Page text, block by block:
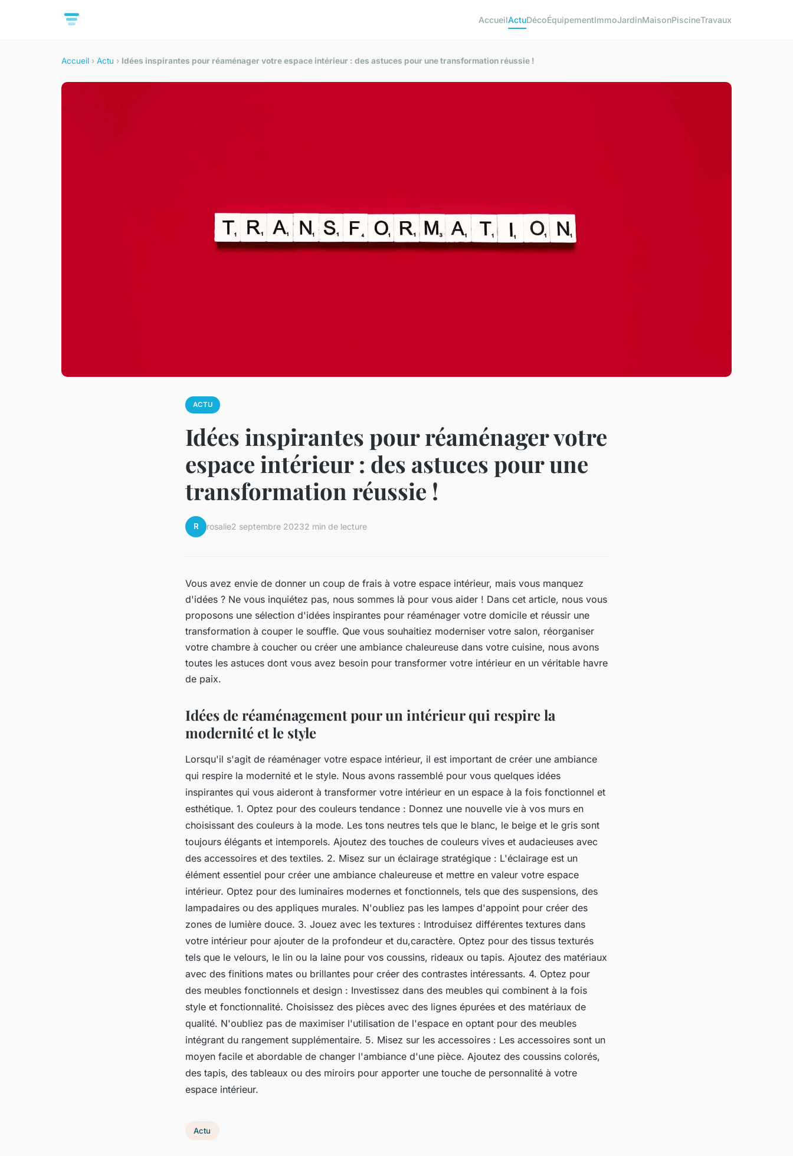
AccueilActuDécoÉquipementImmoJardinMaisonPiscineTravaux
Accueil › Actu › Idées inspirantes pour réaménager votre espace intérieur : des astuces pour une transformation réussie !
ACTU
Idées inspirantes pour réaménager votre
espace intérieur : des astuces pour une
transformation réussie !
R rosalie2 septembre 20232 min de lecture
Vous avez envie de donner un coup de frais à votre espace intérieur, mais vous manquez
d'idées ? Ne vous inquiétez pas, nous sommes là pour vous aider ! Dans cet article, nous vous
proposons une sélection d'idées inspirantes pour réaménager votre domicile et réussir une
transformation à couper le souffle. Que vous souhaitiez moderniser votre salon, réorganiser
votre chambre à coucher ou créer une ambiance chaleureuse dans votre cuisine, nous avons
toutes les astuces dont vous avez besoin pour transformer votre intérieur en un véritable havre
de paix.
Idées de réaménagement pour un intérieur qui respire la
modernité et le style
Lorsqu'il s'agit de réaménager votre espace intérieur, il est important de créer une ambiance
qui respire la modernité et le style. Nous avons rassemblé pour vous quelques idées
inspirantes qui vous aideront à transformer votre intérieur en un espace à la fois fonctionnel et
esthétique. 1. Optez pour des couleurs tendance : Donnez une nouvelle vie à vos murs en
choisissant des couleurs à la mode. Les tons neutres tels que le blanc, le beige et le gris sont
toujours élégants et intemporels. Ajoutez des touches de couleurs vives et audacieuses avec
des accessoires et des textiles. 2. Misez sur un éclairage stratégique : L'éclairage est un
élément essentiel pour créer une ambiance chaleureuse et mettre en valeur votre espace
intérieur. Optez pour des luminaires modernes et fonctionnels, tels que des suspensions, des
lampadaires ou des appliques murales. N'oubliez pas les lampes d'appoint pour créer des
zones de lumière douce. 3. Jouez avec les textures : Introduisez différentes textures dans
votre intérieur pour ajouter de la profondeur et du,caractère. Optez pour des tissus texturés
tels que le velours, le lin ou la laine pour vos coussins, rideaux ou tapis. Ajoutez des matériaux
avec des finitions mates ou brillantes pour créer des contrastes intéressants. 4. Optez pour
des meubles fonctionnels et design : Investissez dans des meubles qui combinent à la fois
style et fonctionnalité. Choisissez des pièces avec des lignes épurées et des matériaux de
qualité. N'oubliez pas de maximiser l'utilisation de l'espace en optant pour des meubles
intégrant du rangement supplémentaire. 5. Misez sur les accessoires : Les accessoires sont un
moyen facile et abordable de changer l'ambiance d'une pièce. Ajoutez des coussins colorés,
des tapis, des tableaux ou des miroirs pour apporter une touche de personnalité à votre
espace intérieur.
Actu